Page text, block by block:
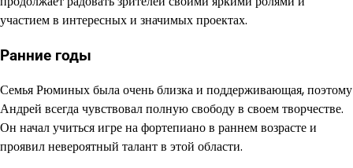
участием в интересных и значимых проектах.
Ранние годы
Семья Рюминых была очень близка и поддерживающая, поэтому
Андрей всегда чувствовал полную свободу в своем творчестве.
Он начал учиться игре на фортепиано в раннем возрасте и
проявил невероятный талант в этой области.